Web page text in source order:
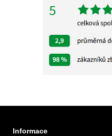
Informace